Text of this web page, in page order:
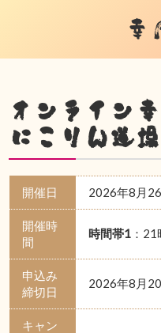
幸
オンライン
にこりん道場
開催日 2026年8月
開催時
間
時間帯1：21
申込み
締切日
2026年8月
キャン